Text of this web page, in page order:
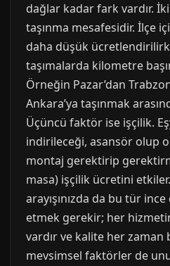
dağlar kadar fark vardır.
taşınma mesafesidir. İlçe
daha düşük
taşımalarda kilometre
Örneğin Pazar’dan
Ankara’ya taşınmak
Üçüncü faktör ise işçilik.
indirileceği, asansör olup
montaj gerektirip
masa) işçilik ücretini
arayışınızda da bu tür
etmek gerekir; her
vardır ve kalite her zaman
mevsimsel faktörler de